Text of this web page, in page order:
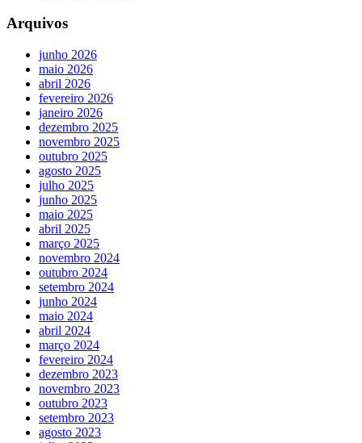
Arquivos
junho 2026
maio 2026
abril 2026
fevereiro 2026
janeiro 2026
dezembro 2025
novembro 2025
outubro 2025
agosto 2025
julho 2025
junho 2025
maio 2025
abril 2025
março 2025
novembro 2024
outubro 2024
setembro 2024
junho 2024
maio 2024
abril 2024
março 2024
fevereiro 2024
dezembro 2023
novembro 2023
outubro 2023
setembro 2023
agosto 2023